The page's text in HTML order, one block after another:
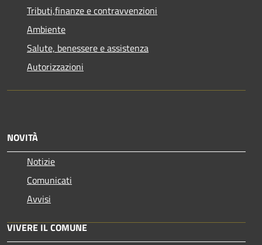
Tributi,finanze e contravvenzioni
Ambiente
Salute, benessere e assistenza
Autorizzazioni
NOVITÀ
Notizie
Comunicati
Avvisi
VIVERE IL COMUNE